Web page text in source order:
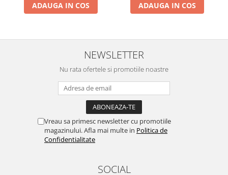
ADAUGA IN COS ADAUGA IN COS
NEWSLETTER
Nu rata ofertele si promotiile noastre
Vreau sa primesc newsletter cu promotiile
magazinului. Afla mai multe in Politica de
Confidentialitate
SOCIAL